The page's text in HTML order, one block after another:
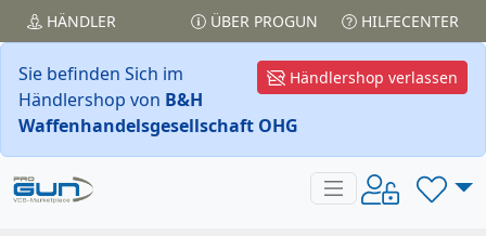
HÄNDLER ÜBER PROGUN HILFECENTER
Händlershop verlassen
Sie befinden Sich im
Händlershop von B&H
Waffenhandelsgesellschaft OHG